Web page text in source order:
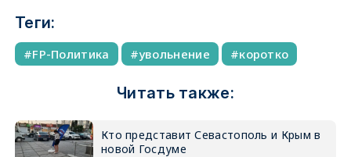
Теги:
FP-Политика увольнение коротко
Читать также:
Кто представит Севастополь и Крым в
новой Госдуме